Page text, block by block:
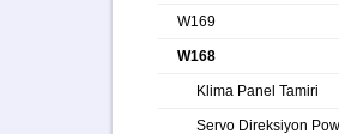
W169
W168
Klima Panel Tamiri
Servo Direksiyon